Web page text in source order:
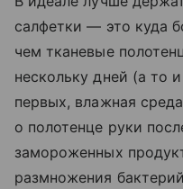
салфетки — это куда
чем тканевые
нескольку дней (а то
первых, влажная
о полотенце руки
замороженных
размножения